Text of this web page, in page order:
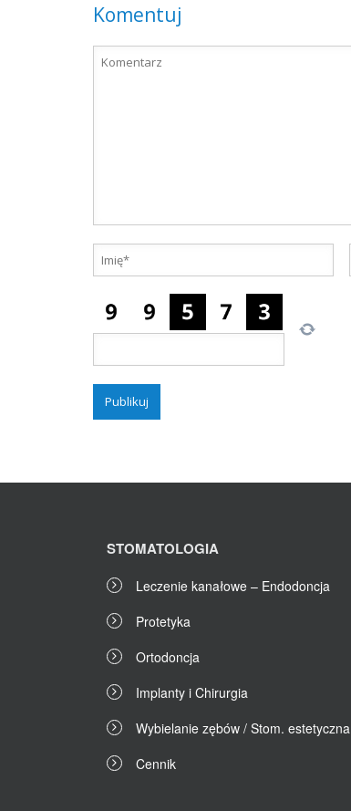
Komentuj
STOMATOLOGIA
Leczenie kanałowe – Endodoncja
Protetyka
Ortodoncja
Implanty i Chirurgia
Wybielanie zębów / Stom. estetyczna
Cennik